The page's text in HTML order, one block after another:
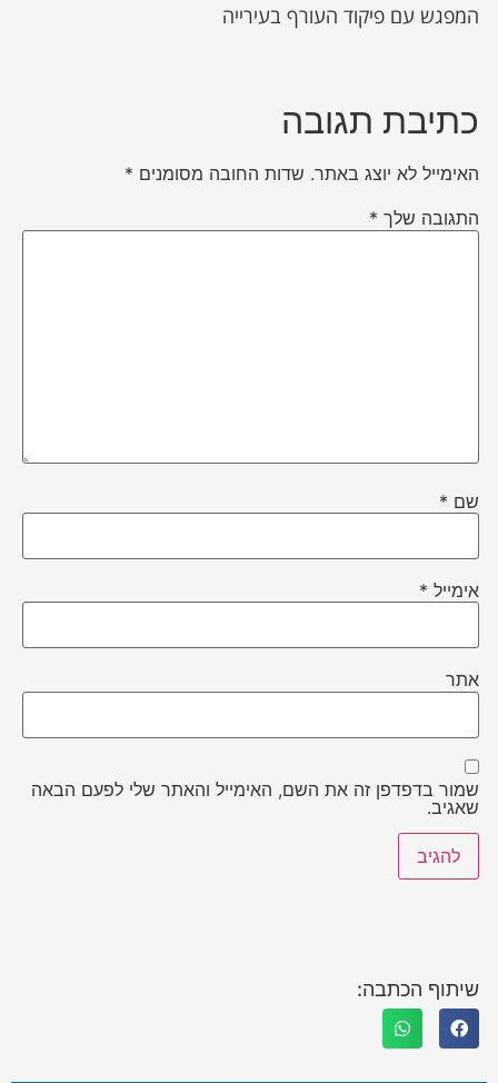
המפגש עם פיקוד העורף בעירייה
כתיבת תגובה
האימייל לא יוצג באתר. שדות החובה מסומנים *
התגובה שלך *
שם *
אימייל *
אתר
שמור בדפדפן זה את השם, האימייל והאתר שלי לפעם הבאה
שאגיב.
שיתוף הכתבה: